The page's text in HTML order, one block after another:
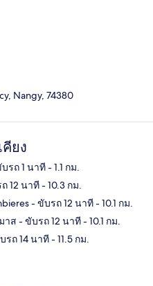
Nangy, 74380
ยง
รถ 1 นาที- 1.1 กม.
12 นาที- 10.3 กม.
- ขับรถ 12 นาที- 10.1 กม.
าส - ขับรถ 12 นาที- 10.1 กม.
รถ 14 นาที- 11.5 กม.